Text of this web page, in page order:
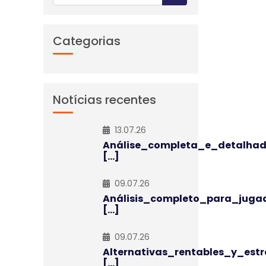
Categorias
Notícias recentes
13.07.26
[...]
09.07.26
[...]
09.07.26